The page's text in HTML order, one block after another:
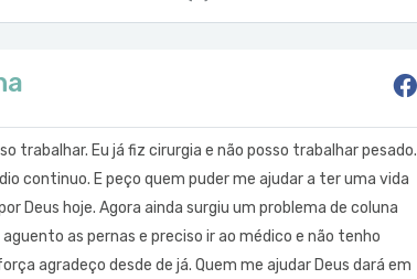
trabalhar. Eu já fiz cirurgia e não posso trabalhar pesado.
continuo. E peço quem puder me ajudar a ter uma vida
Deus hoje. Agora ainda surgiu um problema de coluna
as pernas e preciso ir ao médico e não tenho
agradeço desde de já. Quem me ajudar Deus dará em